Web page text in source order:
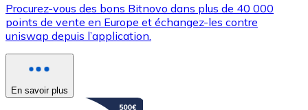
Procurez-vous des bons Bitnovo dans plus de 40 000
points de vente en Europe et échangez-les contre
uniswap depuis l’application.
En savoir plus